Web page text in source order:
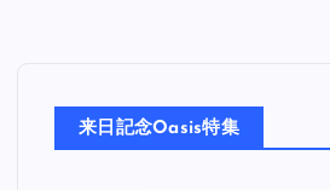
ョ
ン
来日記念Oasis特集